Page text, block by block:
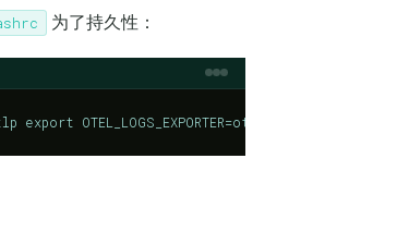
为了持久性：
export OTEL_LOGS_EXPORTER=otlp export